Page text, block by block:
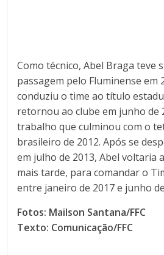
Como técnico, Abel Braga teve
passagem pelo Fluminense em
conduziu o time ao título
retornou ao clube em junho de
trabalho que culminou com o
brasileiro de 2012. Após se
em julho de 2013, Abel voltaria
mais tarde, para comandar o
entre janeiro de 2017 e junho
Fotos: Mailson Santana/FFC
Texto: Comunicação/FFC